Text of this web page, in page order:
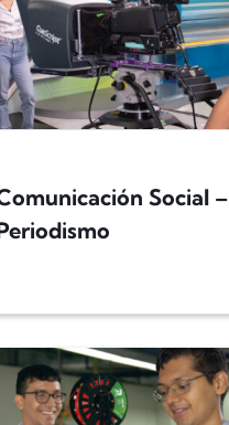
Social –